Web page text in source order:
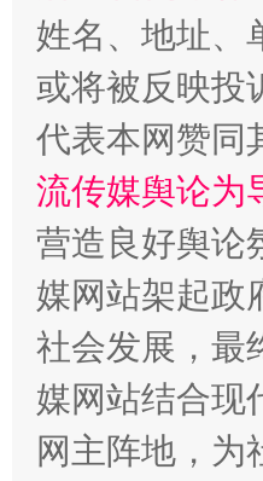
这是一记警钟！
姓名、地址、
或将被反映投
代表本网赞同
流传媒舆论为
营造良好舆论
媒网站架起政
社会发展，最
媒网站结合现
网主阵地，为